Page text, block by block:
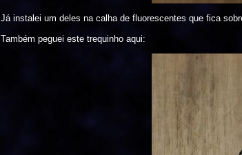
Já instalei um deles na calha de fluorescentes que fica
Também peguei este trequinho aqui: